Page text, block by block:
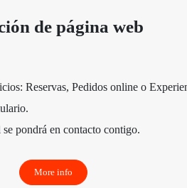
de página web
Reservas, Pedidos online o
pondrá en contacto contigo.
More info